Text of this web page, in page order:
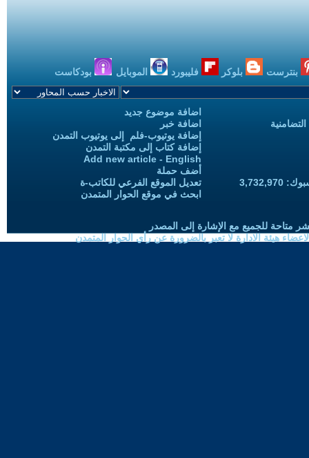
بنترست بلوكر فليبورد الموبايل بودكاست
اضافة موضوع جديد
اضافة خبر
إضافة يوتيوب-فلم إلى يوتيوب التمدن
إضافة كتاب إلى مكتبة التمدن
Add new article - English
أضف حملة
تعديل الموقع الفرعي للكاتب-ة
ابحث في موقع الحوار المتمدن
متاحة للجميع مع الإشارة إلى المصدر
هيئة الادارة لا تعبر بالضرورة عن رأي الحوار المتمدن